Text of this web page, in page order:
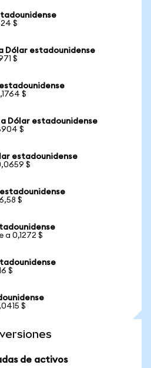
$
Dólar estadounidense
$
$
Dólar estadounidense
$
estadounidense
$
$
a 0,1272 $
$
$
de activos